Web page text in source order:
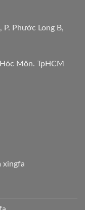
P. Phước Long B,
Môn. TpHCM
xingfa